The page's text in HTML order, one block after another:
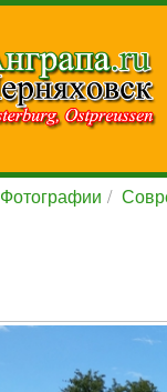
Фотографии